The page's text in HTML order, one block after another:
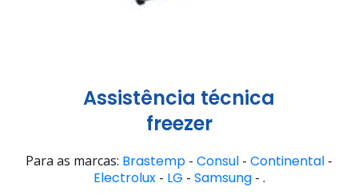
Assistência técnica
freezer
Para as marcas: Brastemp - Consul - Continental -
Electrolux- LG - Samsung- .